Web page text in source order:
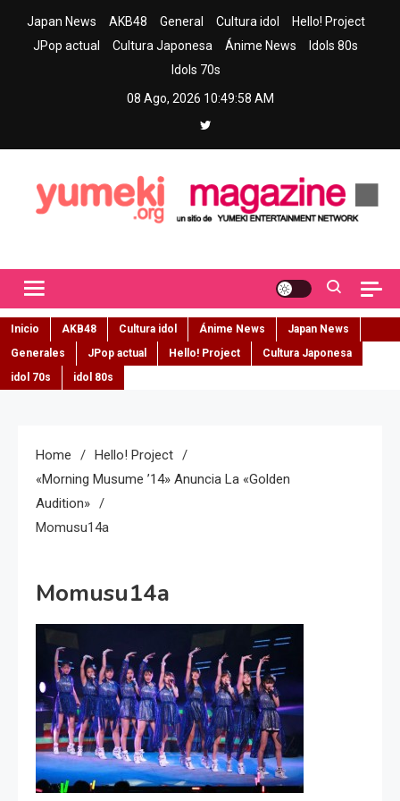
Japan News AKB48 General Cultura idol
Hello! Project
JPop actual
Cultura Japonesa Ánime News
Idols 80s
Idols 70s
08 Ago, 2026 10:49:59 AM
Inicio AKB48 Cultura idol Ánime News
Japan News
Generales
JPop actual Hello! Project
Cultura Japonesa
idol 70s
idol 80s
Home
Hello! Project
«Morning Musume ’14» Anuncia La «Golden
Audition»
Momusu14a
Momusu14a